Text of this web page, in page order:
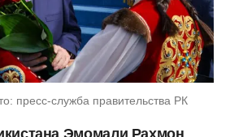
пресс-служба правительства РК
Эмомали Рахмон